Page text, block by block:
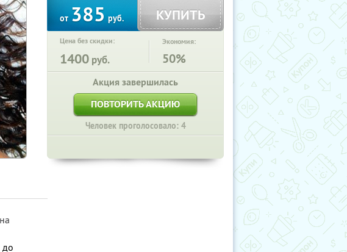
от385руб. КУПИТЬ
Цена без скидки:
1400 руб.
Экономия:
50%
Акция завершилась
ПОВТОРИТЬ АКЦИЮ
Человек проголосовало: 4
до